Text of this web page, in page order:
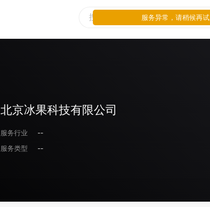
北京冰果科技有限公司
服务行业
--
服务类型
--
服务异常，请稍候再试